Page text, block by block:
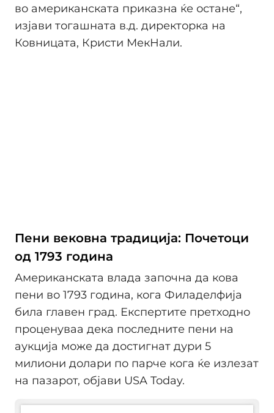
во американската приказна ќе остане“,
изјави тогашната в.д. директорка на
Ковницата, Кристи МекНали.
Пени вековна традиција: Почетоци
од 1793 година
Американската влада започна да кова
пени во 1793 година, кога Филаделфија
била главен град. Експертите претходно
проценуваа дека последните пени на
аукција може да достигнат дури 5
милиони долари по парче кога ќе излезат
на пазарот, објави USA Today.